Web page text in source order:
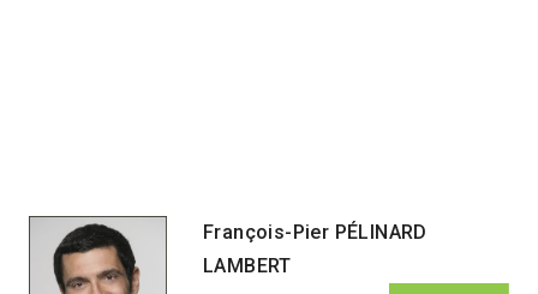
François-Pier PÉLINARD
LAMBERT